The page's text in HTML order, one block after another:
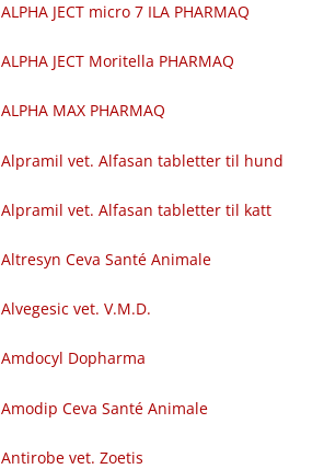
ALPHA JECT micro 7 ILA PHARMAQ
ALPHA JECT Moritella PHARMAQ
ALPHA MAX PHARMAQ
Alpramil vet. Alfasan tabletter til hund
Alpramil vet. Alfasan tabletter til katt
Altresyn Ceva Santé Animale
Alvegesic vet. V.M.D.
Amdocyl Dopharma
Amodip Ceva Santé Animale
Antirobe vet. Zoetis